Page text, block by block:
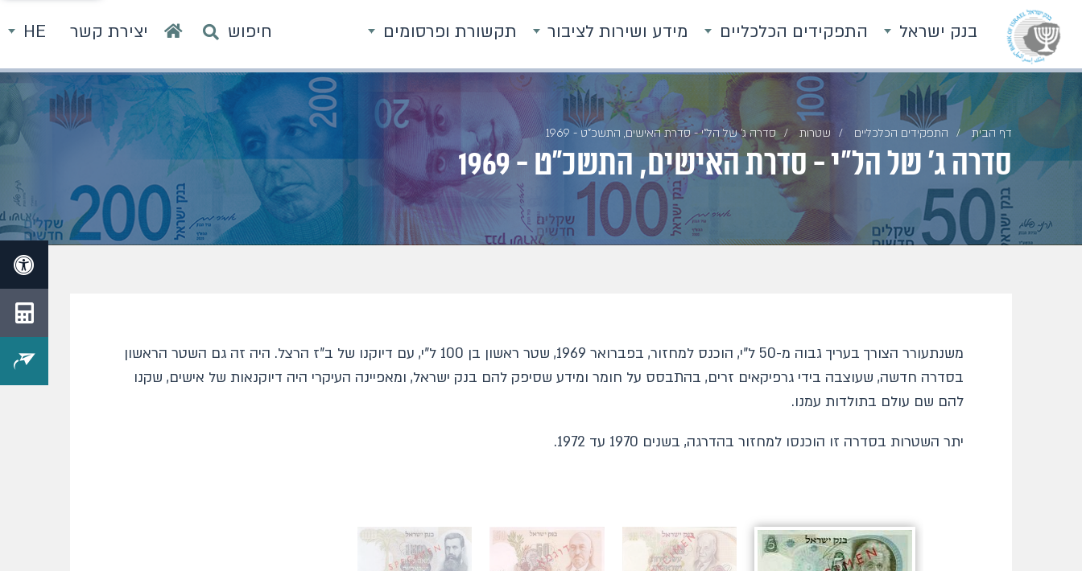
בנק ישראל התפקידים הכלכליים מידע ושירות לציבור תקשורת ופרסומים חיפוש יצירת קשר HE
דף הבית התפקידים הכלכליים שטרות סדרה ג' של הל"י - סדרת האישים, התשכ"ט - 1969
סדרה ג' של הל"י - סדרת האישים, התשכ"ט - 1969
משנתעורר הצורך בעריך גבוה מ-50 ל"י, הוכנס למחזור, בפברואר 1969, שטר ראשון בן 100 ל"י, עם דיוקנו של ב"ז הרצל. היה זה גם השטר הראשון
בסדרה חדשה, שעוצבה בידי גרפיקאים זרים, בהתבסס על חומר ומידע שסיפק להם בנק ישראל, ומאפיינה העיקרי היה דיוקנאות של אישים, שקנו
להם שם עולם בתולדות עמנו.
יתר השטרות בסדרה זו הוכנסו למחזור בהדרגה, בשנים 1970 עד 1972.